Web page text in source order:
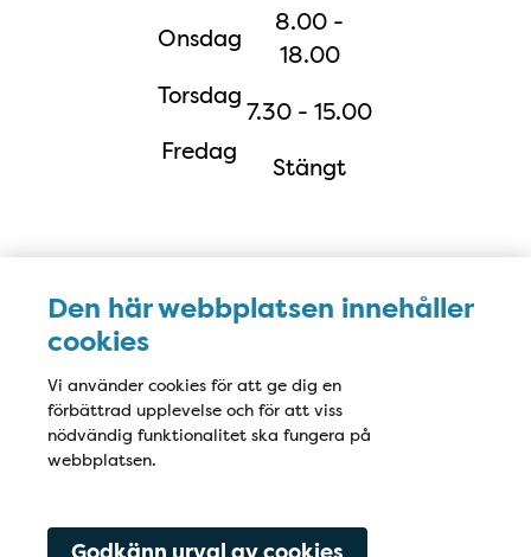
Den här webbplatsen innehåller
cookies
Vi använder cookies för att ge dig en
förbättrad upplevelse och för att viss
nödvändig funktionalitet ska fungera på
webbplatsen.
Onsdag
Torsdag
Fredag
8.00 -
18.00
7.30 - 15.00
Stängt
Karta